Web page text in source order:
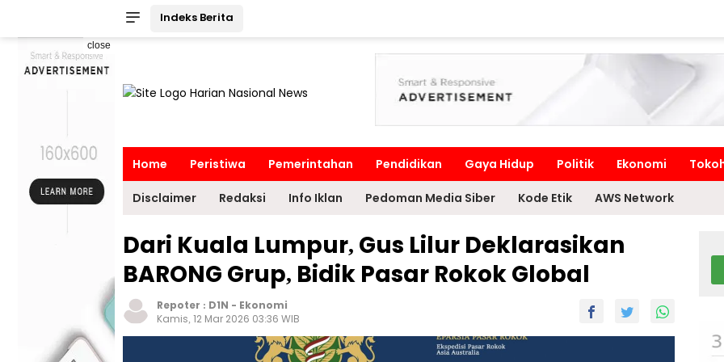
Indeks Berita
close
Home Peristiwa Pemerintahan Pendidikan Gaya Hidup Politik Ekonomi
Disclaimer Redaksi Info Iklan Pedoman Media Siber Kode Etik AWS Network
Dari Kuala Lumpur, Gus Lilur Deklarasikan
BARONG Grup, Bidik Pasar Rokok Global
Repoter : D1N - Ekonomi
Kamis, 12 Mar 2026 03:36 WIB